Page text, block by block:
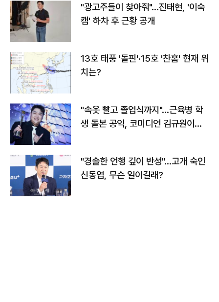
"광고주들이 찾아줘"…진태현, '이숙
캠' 하차 후 근황 공개
13호 태풍 '돌핀'·15호 '찬홈' 현재 위
치는?
"속옷 빨고 졸업식까지"…근육병 학
생 돌본 공익, 코미디언 김규원이었
"경솔한 언행 깊이 반성"…고개 숙인
신동엽, 무슨 일이길래?